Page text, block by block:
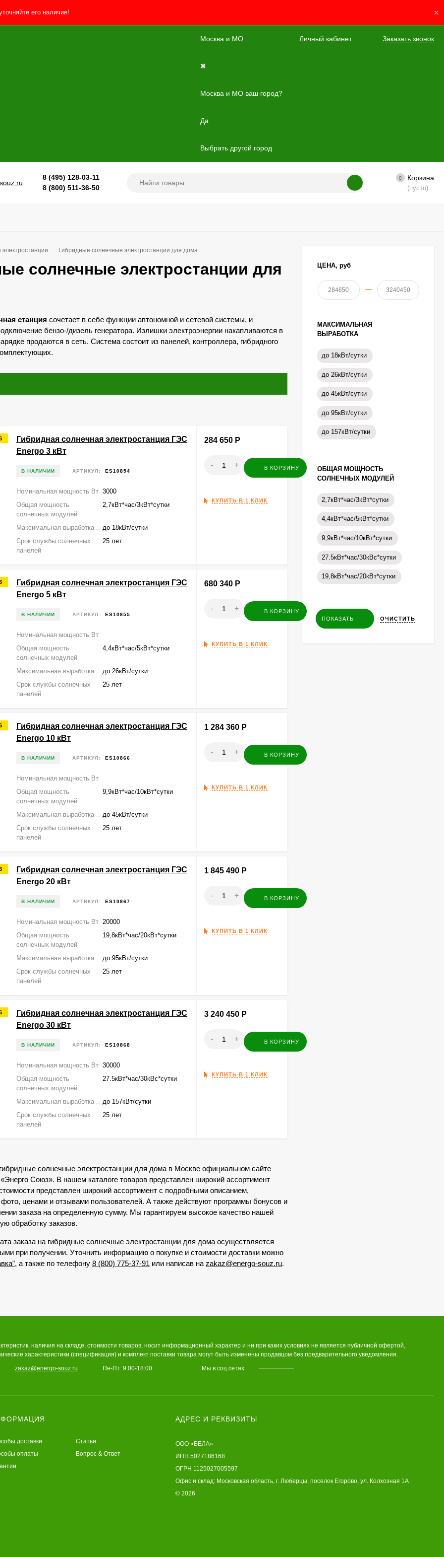
его наличие! ×
Москва и МО
✖
Москва и МО ваш город?
Да
Выбрать другой город
Личный кабинет Заказать звонок
8 (495) 128-03-11
8 (800) 511-36-50
0 Корзина
(пусто)
Гибридные солнечные электростанции для дома
солнечные электростанции для
станция сочетает в себе функции автономной и сетевой системы, и
бензо-/дизель генератора. Излишки электроэнергии накапливаются в
продаются в сеть. Система состоит из панелей, контроллера, гибридного
Гибридная солнечная электростанция ГЭС
Energo 3 кВт
В НАЛИЧИИ АРТИКУЛ: ES10854
Номинальная мощность Вт 3000
Общая мощность
солнечных модулей
2,7кВт*час/3кВт*сутки
Максимальная выработка
до 18кВт/сутки
Срок службы солнечных
панелей
25 лет
284 650 Р
- + В КОРЗИНУ
КУПИТЬ В 1 КЛИК
Гибридная солнечная электростанция ГЭС
Energo 5 кВт
В НАЛИЧИИ АРТИКУЛ: ES10855
Номинальная мощность Вт
Общая мощность
солнечных модулей
4,4кВт*час/5кВт*сутки
Максимальная выработка
до 26кВт/сутки
Срок службы солнечных
панелей
25 лет
680 340 Р
- + В КОРЗИНУ
КУПИТЬ В 1 КЛИК
Гибридная солнечная электростанция ГЭС
Energo 10 кВт
В НАЛИЧИИ АРТИКУЛ: ES10866
Номинальная мощность Вт
Общая мощность
солнечных модулей
9,9кВт*час/10кВт*сутки
Максимальная выработка
до 45кВт/сутки
Срок службы солнечных
панелей
25 лет
1 284 360 Р
- + В КОРЗИНУ
КУПИТЬ В 1 КЛИК
Гибридная солнечная электростанция ГЭС
Energo 20 кВт
В НАЛИЧИИ АРТИКУЛ: ES10867
Номинальная мощность Вт 20000
Общая мощность
солнечных модулей
19,8кВт*час/20кВт*сутки
Максимальная выработка
до 95кВт/сутки
Срок службы солнечных
панелей
25 лет
1 845 490 Р
- + В КОРЗИНУ
КУПИТЬ В 1 КЛИК
Гибридная солнечная электростанция ГЭС
Energo 30 кВт
В НАЛИЧИИ АРТИКУЛ: ES10868
Номинальная мощность Вт 30000
Общая мощность
солнечных модулей
27.5кВт*час/30кВс*сутки
Максимальная выработка
до 157кВт/сутки
Срок службы солнечных
панелей
25 лет
3 240 450 Р
- + В КОРЗИНУ
КУПИТЬ В 1 КЛИК
солнечные электростанции для дома в Москве официальном сайте
«Энерго Союз». В нашем каталоге товаров представлен широкий ассортимент
представлен широкий ассортимент с подробными описанием,
фото, ценами и отзывами пользователей. А также действуют программы бонусов и
заказа на определенную сумму. Мы гарантируем высокое качество нашей
обработку заказов.
заказа на гибридные солнечные электростанции для дома осуществляется
при получении. Уточнить информацию о покупке и стоимости доставки можно
, а также по телефону 8 (800) 775-37-91 или написав на zakaz@energo-souz.ru.
ЦЕНА, руб
—
МАКСИМАЛЬНАЯ
ВЫРАБОТКА
до 18кВт/сутки
до 26кВт/сутки
до 45кВт/сутки
до 95кВт/сутки
до 157кВт/сутки
ОБЩАЯ МОЩНОСТЬ
СОЛНЕЧНЫХ МОДУЛЕЙ
2,7кВт*час/3кВт*сутки
4,4кВт*час/5кВт*сутки
9,9кВт*час/10кВт*сутки
27.5кВт*час/30кВс*сутки
19,8кВт*час/20кВт*сутки
ПОКАЗАТЬ ОЧИСТИТЬ
наличия на складе, стоимости товаров, носит информационный характер и ни при каких условиях не является публичной офертой,
характеристики (спецификация) и комплект поставки товара могут быть изменены продавцом без предварительного уведомления.
zakaz@energo-souz.ru Пн-Пт: 9:00-18:00 Мы в соц.сетях
доставки
оплаты
Статьи
Вопрос & Ответ
АДРЕС И РЕКВИЗИТЫ
ООО «БЕЛА»
ИНН 5027186168
ОГРН 1125027005597
Офис и склад: Московская область, г. Люберцы, поселок Егорово, ул. Колхозная 1А
© 2026